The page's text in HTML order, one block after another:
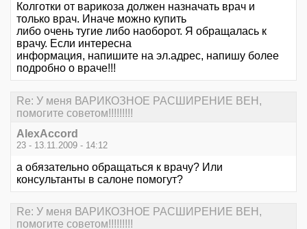
Колготки от варикоза должен назначать врач и
только врач. Иначе можно купить
либо очень тугие либо наоборот. Я обращалась к
врачу. Если интересна
информация, напишите на эл.адрес, напишу более
подробно о враче!!!
Re: У меня ВАРИКОЗНОЕ РАСШИРЕНИЕ ВЕН,
помогите советом!!!!!!!!!
AlexAccord
23 - 13.11.2009 - 14:12
а обязательно обращаться к врачу? Или
консультанты в салоне помогут?
Re: У меня ВАРИКОЗНОЕ РАСШИРЕНИЕ ВЕН,
помогите советом!!!!!!!!!